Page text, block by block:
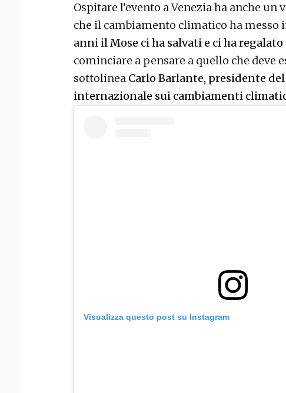
Ospitare l’evento a Venezia ha anche
che il cambiamento climatico ha messo
anni il Mose ci ha salvati e ci ha
cominciare a pensare a quello che deve
sottolinea Carlo Barlante, presidente
internazionale sui cambiamenti
Visualizza questo post su Instagram